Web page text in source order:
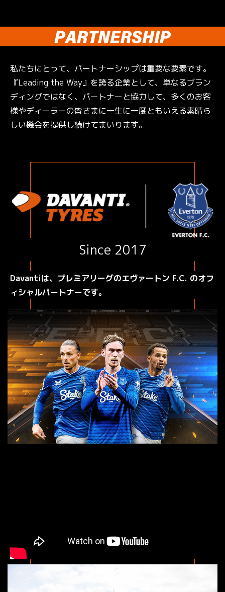
私たちにとって、パートナーシップは重要な要素です。
『Leading the Way』を誇る企業として、単なるブラン
ディングではなく、パートナーと協力して、多くのお客
様やディーラーの皆さまに一生に一度ともいえる素晴ら
しい機会を提供し続けてまいります。
Since 2017
Davantiは、プレミアリーグのエヴァートン F.C. のオフ
ィシャルパートナーです。